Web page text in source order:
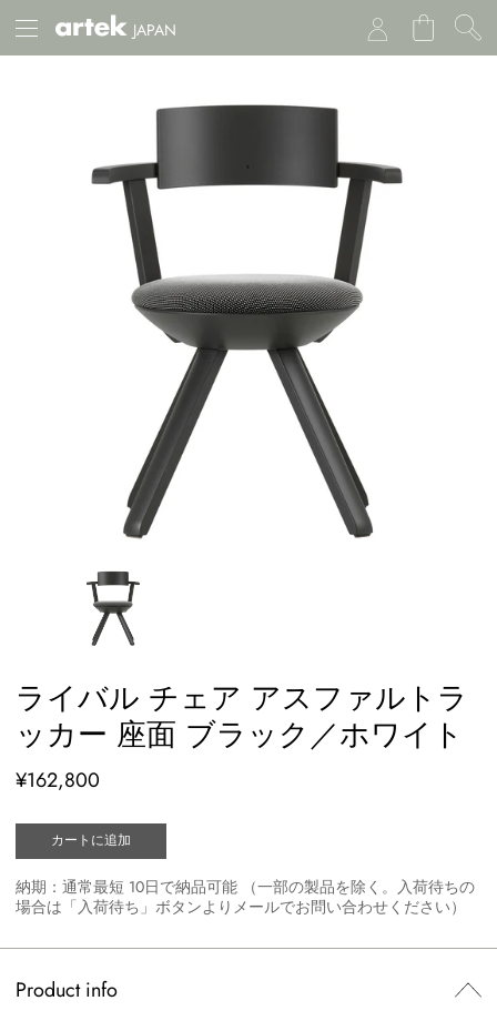
JAPAN
ライバル チェア アスファルトラ
ッカー 座面 ブラック／ホワイト
¥162,800
カートに追加
納期：通常最短 10日で納品可能 （一部の製品を除く。入荷待ちの
場合は「入荷待ち」ボタンよりメールでお問い合わせください）
Product info